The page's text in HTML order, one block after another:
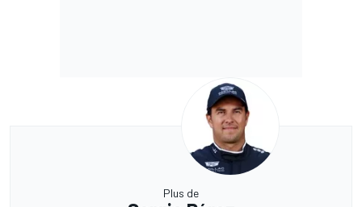
Plus de